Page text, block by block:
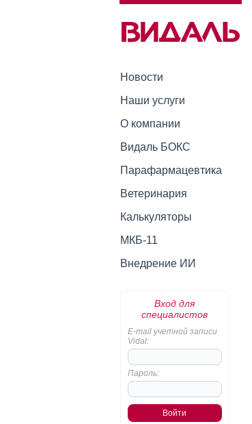
Новости
Наши услуги
О компании
Видаль БОКС
Парафармацевтика
Ветеринария
Калькуляторы
МКБ-11
Внедрение ИИ
Вход для
специалистов
E-mail учетной записи
Vidal:
Пароль: